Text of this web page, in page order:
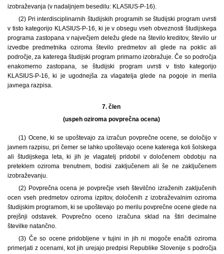
izobraževanja (v nadaljnjem besedilu: KLASIUS-P-16).
(2) Pri interdisciplinarnih študijskih programih se študijski program uvrsti
v tisto kategorijo KLASIUS-P-16, ki je v obsegu vseh obveznosti študijskega
programa zastopana v največjem deležu glede na število kreditov, število ur
izvedbe predmetnika oziroma število predmetov ali glede na poklic ali
področje, za katerega študijski program primarno izobražuje. Če so področja
enakomerno zastopana, se študijski program uvrsti v tisto kategorijo
KLASIUS-P-16, ki je ugodnejša za vlagatelja glede na pogoje in merila
javnega razpisa.
7. člen
(uspeh oziroma povprečna ocena)
(1) Ocene, ki se upoštevajo za izračun povprečne ocene, se določijo v
javnem razpisu, pri čemer se lahko upoštevajo ocene katerega koli šolskega
ali študijskega leta, ki jih je vlagatelj pridobil v določenem obdobju na
preteklem oziroma trenutnem, bodisi zaključenem ali še ne zaključenem
izobraževanju.
(2) Povprečna ocena je povprečje vseh številčno izraženih zaključenih
ocen vseh predmetov oziroma izpitov, določenih z izobraževalnim oziroma
študijskim programom, ki se upoštevajo po merilu povprečne ocene glede na
prejšnji odstavek. Povprečno oceno izračuna sklad na štiri decimalne
številke natančno.
(3) Če so ocene pridobljene v tujini in jih ni mogoče enačiti oziroma
primerjati z ocenami, kot jih urejajo predpisi Republike Slovenije s področja